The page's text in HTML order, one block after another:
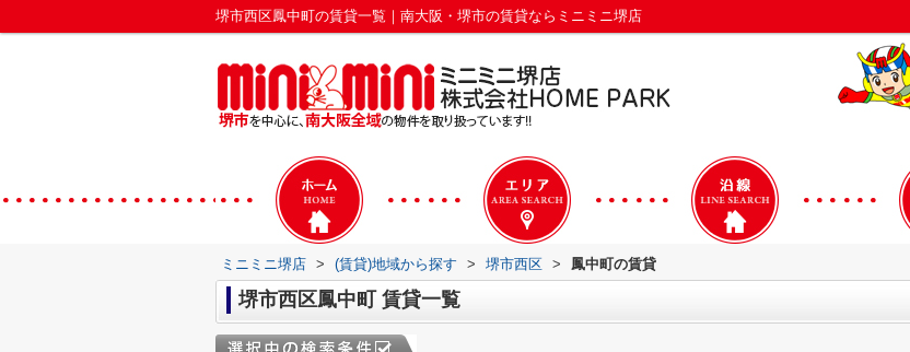
堺市西区鳳中町の賃貸一覧｜南大阪・堺市の賃貸ならミニミニ堺店
ミニミニ堺店 > (賃貸)地域から探す > 堺市西区 > 鳳中町の賃貸
堺市西区鳳中町 賃貸一覧